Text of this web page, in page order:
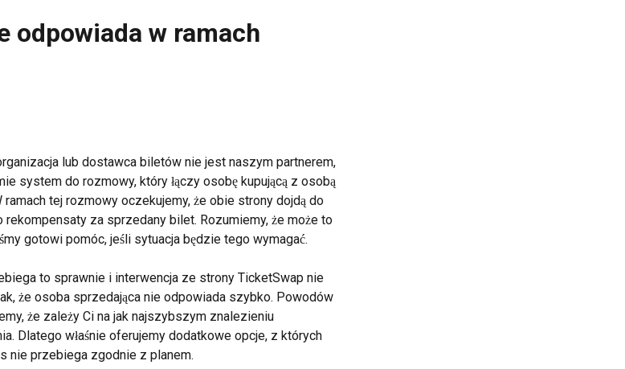
odpowiada w ramach
lub dostawca biletów nie jest naszym partnerem,
system do rozmowy, który łączy osobę kupującą z osobą
tej rozmowy oczekujemy, że obie strony dojdą do
za sprzedany bilet. Rozumiemy, że może to
gotowi pomóc, jeśli sytuacja będzie tego wymagać.
to sprawnie i interwencja ze strony TicketSwap nie
że osoba sprzedająca nie odpowiada szybko. Powodów
że zależy Ci na jak najszybszym znalezieniu
Dlatego właśnie oferujemy dodatkowe opcje, z których
nie przebiega zgodnie z planem.